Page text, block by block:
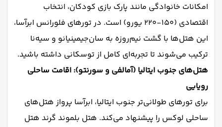
امکانات خانوادگی مانند پارک بازی کودکان، انتخاب
اقتصادی (۱۵۰-۲۲۰ یورو) است. در تورهای فلورانس ابرآسا،
این هتل‌ها با گشت نیم‌روزه به سان‌جیمینیانو و سیه‌نا
ترکیب می‌شوند تا تجربه‌ای کامل از توسکانی داشته باشید.
هتل‌های جنوب ایتالیا (آمالفی و سورنتو): اقامت ساحلی
رویایی
برای تورهای طولانی‌تر جنوب ایتالیا، ابرآسا پرواز هتل‌های
ساحلی لوکس را پیشنهاد می‌کند. هتل بلموند گرند هتل